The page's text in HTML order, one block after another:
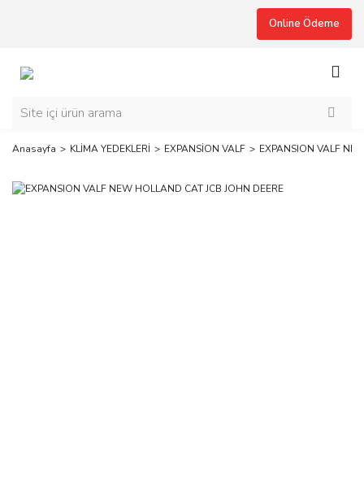
Online Ödeme
Anasayfa KLİMA YEDEKLERİ EXPANSİON VALF EXPANSION VALF